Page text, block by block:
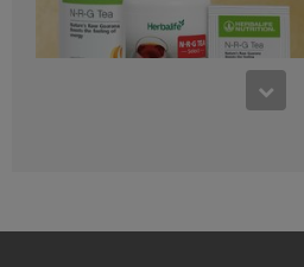
Preguntas frecuentes sobre Bioniq GO: 1